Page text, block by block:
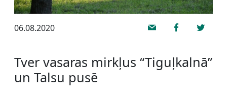
06.08.2020
Tver vasaras mirkļus “Tiguļkalnā”
un Talsu pusē